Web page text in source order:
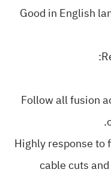
1-Follow all fusion
2-Highly response
cable cuts